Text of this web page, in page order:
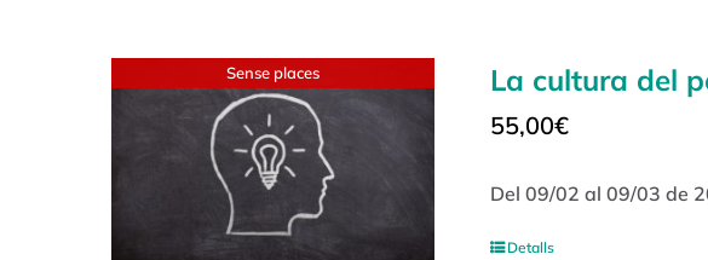
Sense places La cultura del
55,00€
Del 09/02 al 09/03 de
Detalls